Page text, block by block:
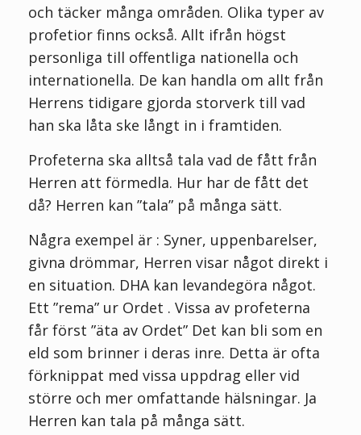
och täcker många områden. Olika typer av
profetior finns också. Allt ifrån högst
personliga till offentliga nationella och
internationella. De kan handla om allt från
Herrens tidigare gjorda storverk till vad
han ska låta ske långt in i framtiden.
Profeterna ska alltså tala vad de fått från
Herren att förmedla. Hur har de fått det
då? Herren kan ”tala” på många sätt.
Några exempel är : Syner, uppenbarelser,
givna drömmar, Herren visar något direkt i
en situation. DHA kan levandegöra något.
Ett ”rema” ur Ordet . Vissa av profeterna
får först ”äta av Ordet” Det kan bli som en
eld som brinner i deras inre. Detta är ofta
förknippat med vissa uppdrag eller vid
större och mer omfattande hälsningar. Ja
Herren kan tala på många sätt.